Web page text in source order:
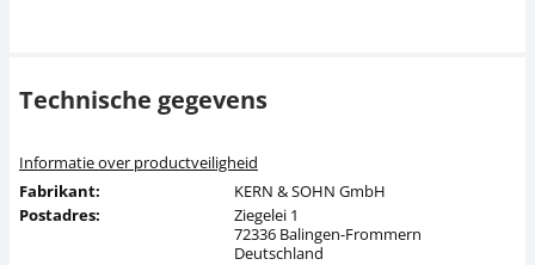
Technische gegevens
Informatie over productveiligheid
Fabrikant:
KERN & SOHN GmbH
Postadres:
Ziegelei 1
72336 Balingen-Frommern
Deutschland